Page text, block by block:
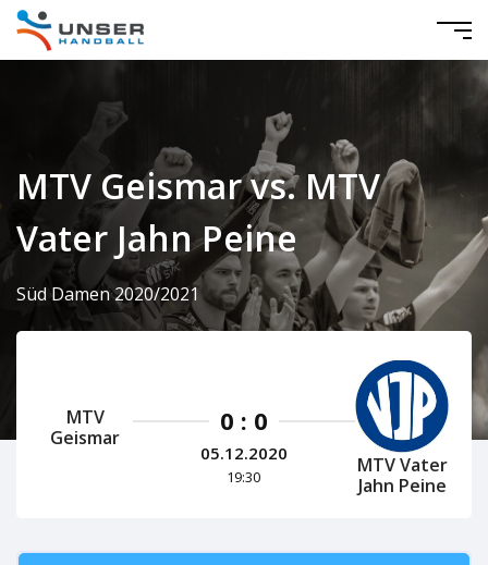
MTV Geismar vs. MTV
Vater Jahn Peine
Süd Damen 2020/2021
MTV
Geismar
0 : 0
05.12.2020
19:30
MTV Vater
Jahn Peine